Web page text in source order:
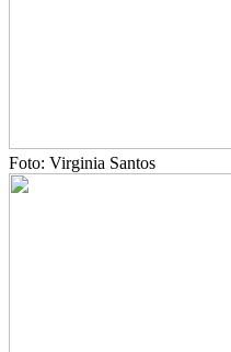
Foto: Virginia Santos